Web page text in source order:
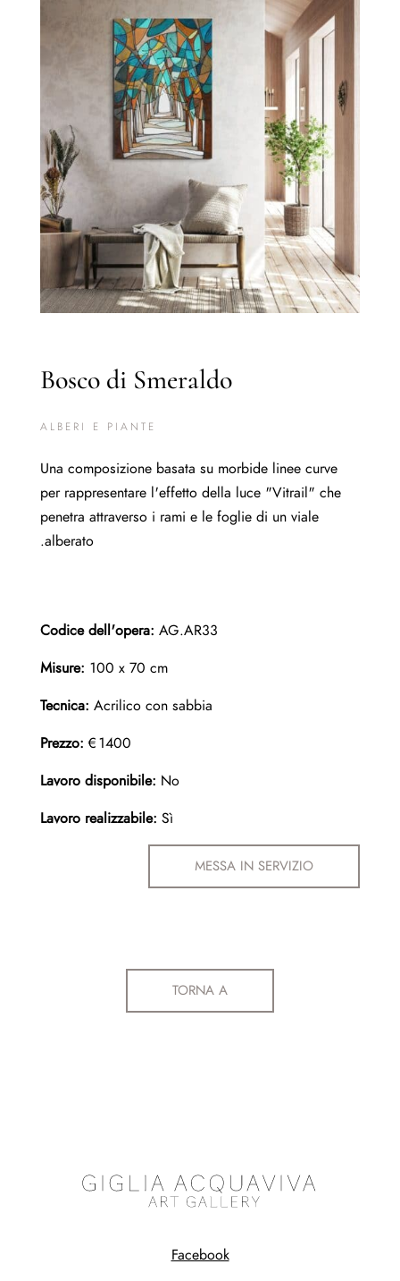
Bosco di Smeraldo
ALBERI E PIANTE
Una composizione basata su morbide linee curve
per rappresentare l'effetto della luce "Vitrail" che
penetra attraverso i rami e le foglie di un viale
alberato.
Codice dell'opera: AG.AR33
Misure: 100 x 70 cm
Tecnica: Acrilico con sabbia
Prezzo:€1400
Lavoro disponibile: No
Lavoro realizzabile: Sì
MESSA IN SERVIZIO
TORNA A
Facebook